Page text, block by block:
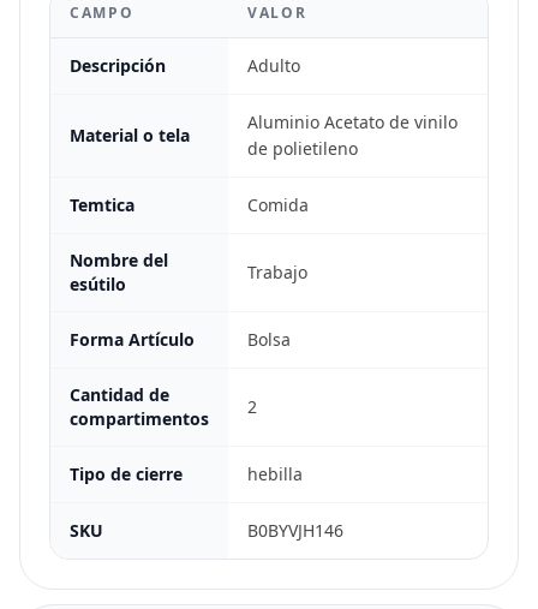
CAMPO VALOR
Descripción Adulto
Material o tela
Aluminio Acetato de vinilo
de polietileno
Temtica Comida
Nombre del
esútilo
Trabajo
Forma Artículo Bolsa
Cantidad de
compartimentos
2
Tipo de cierre hebilla
SKU B0BYVJH146